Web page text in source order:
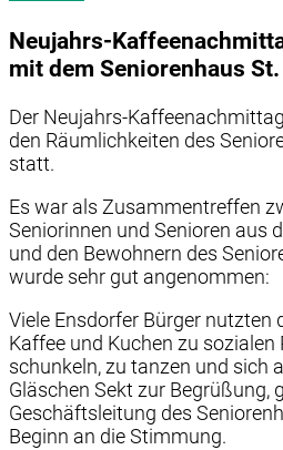
Neujahrs-
mit dem Seniorenhaus
Der Neujahrs-
den Räumlichkeiten des
statt.
Es war als Zusammentreffen
Seniorinnen und Senioren aus
und den Bewohnern des
wurde sehr gut angenommen:
Viele Ensdorfer Bürger nutzten
Kaffee und Kuchen zu sozialen
schunkeln, zu tanzen und sich
Gläschen Sekt zur Begrüßung,
Geschäftsleitung des
Beginn an die Stimmung.